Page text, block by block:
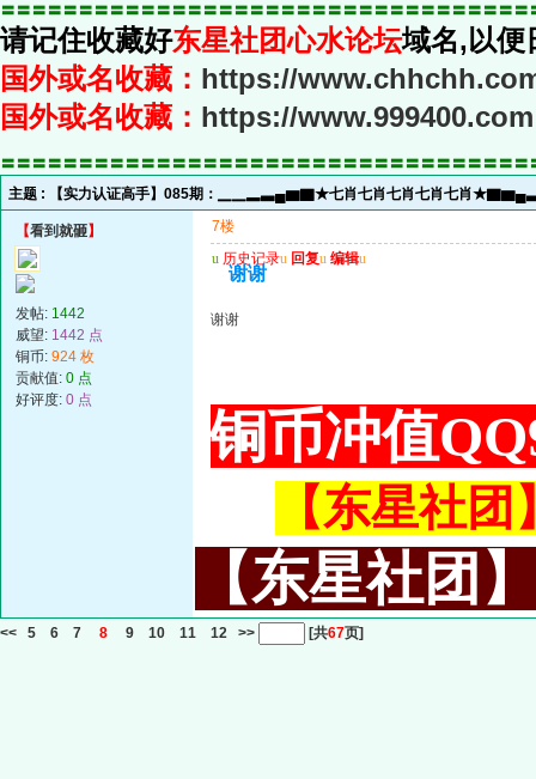
〓〓〓〓〓〓〓〓〓〓〓〓〓〓〓〓〓〓〓〓〓〓〓〓〓〓〓〓〓〓〓〓〓〓
请记住收藏好东星社团心水论坛域名,以便
国外或名收藏： https://
国外或名收藏： https://www.999400.com
〓〓〓〓〓〓〓〓〓〓〓〓〓〓〓〓〓〓〓〓〓〓〓〓〓〓〓〓〓〓〓〓〓〓
主题 : 【实力认证高手】085期：▁▁▂▃▄▆▇★七肖七肖七肖七肖七肖
【看到就砸】
发帖: 1442
威望: 1442 点
铜币: 924 枚
贡献值: 0 点
好评度: 0 点
7楼
u 历史记录u 回复u 编辑u
谢谢
谢谢
铜币冲值
【东星社
【东星社团
<< 5 6 7 8 9 10 11 12 >> [共67页]